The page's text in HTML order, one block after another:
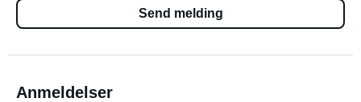
Send melding
Anmeldelser